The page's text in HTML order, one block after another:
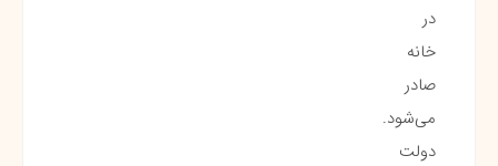
در
خانه
صادر
می‌شود.
دولت